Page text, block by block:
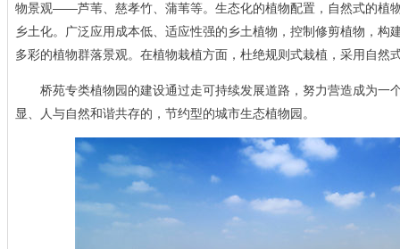
物景观——芦苇、慈孝竹、蒲苇等。生态化的植物配置，自然式的植
乡土化。广泛应用成本低、适应性强的乡土植物，控制修剪植物，构
多彩的植物群落景观。在植物栽植方面，杜绝规则式栽植，采用自然
桥苑专类植物园的建设通过走可持续发展道路，努力营造成为一
显、人与自然和谐共存的，节约型的城市生态植物园。